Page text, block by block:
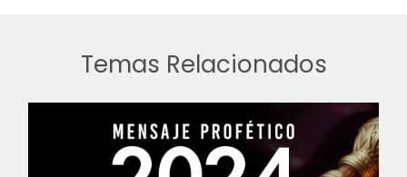
Temas Relacionados